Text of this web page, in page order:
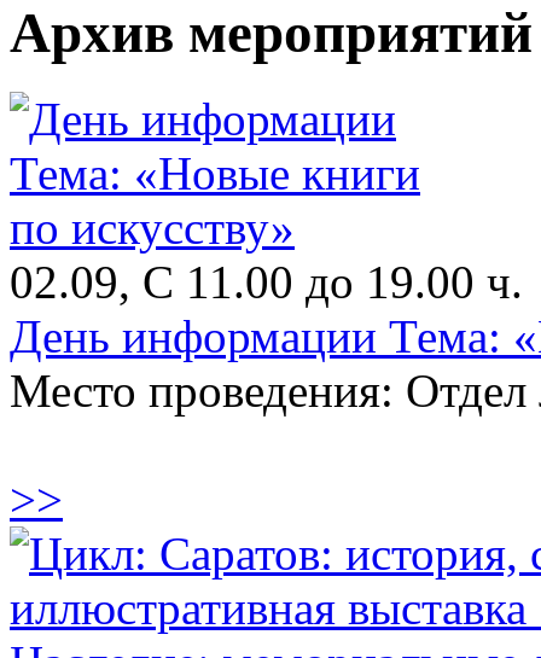
Архив мероприятий
02.09, С 11.00 до 19.00 ч.
День информации Тема:
Место проведения: Отдел
>>